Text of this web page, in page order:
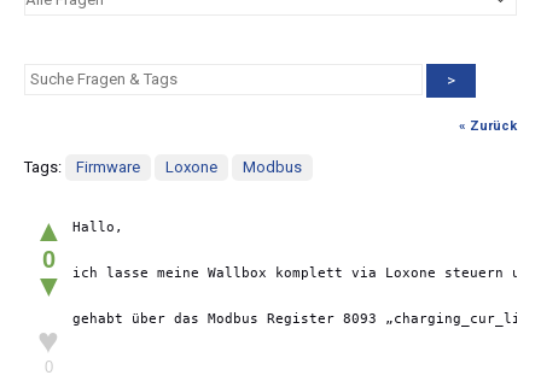
>
« Zurück
Tags: Firmware Loxone Modbus
▲
0
▼
♥
0
Hallo,
ich lasse meine Wallbox komplett via Loxone steuern
gehabt über das Modbus Register 8093